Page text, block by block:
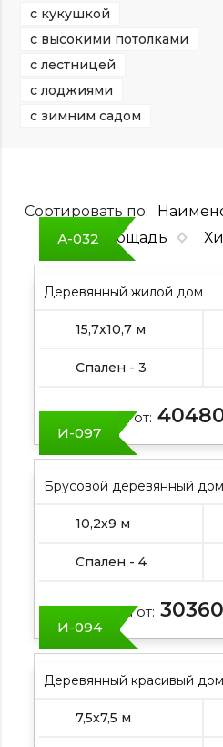
с кукушкой
с высокими потолками
с лестницей
с лоджиями
с зимним садом
Сортировать по:
Площадь
А-032
Деревянный жилой дом
15,7х10,7 м
Спален - 3
Цена от:
И-097
Брусовой деревянный дом
10,2х9 м
Спален - 4
Цена от:
И-094
Деревянный красивый дом
7,5х7,5 м